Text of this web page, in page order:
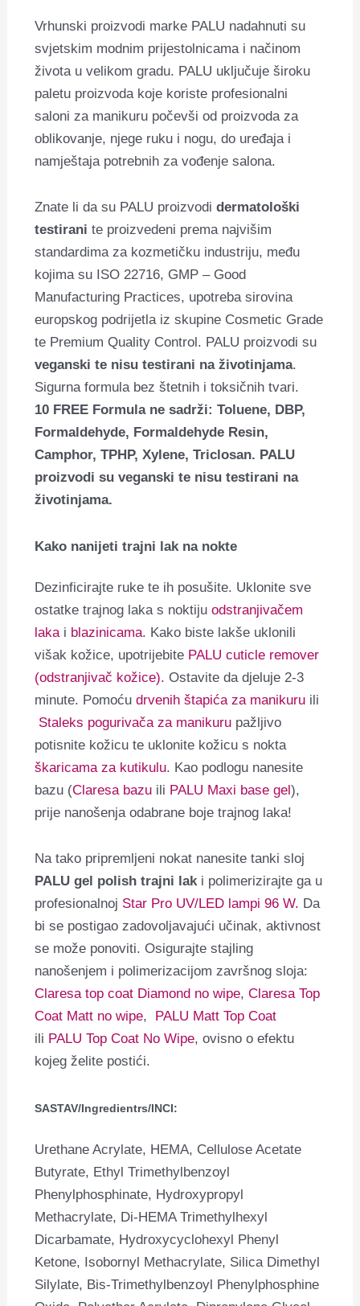
Vrhunski proizvodi marke PALU nadahnuti su
svjetskim modnim prijestolnicama i načinom
života u velikom gradu. PALU uključuje široku
paletu proizvoda koje koriste profesionalni
saloni za manikuru počevši od proizvoda za
oblikovanje, njege ruku i nogu, do uređaja i
namještaja potrebnih za vođenje salona.
Znate li da su PALU proizvodidermatološki
testirani te proizvedeni prema najvišim
standardima za kozmetičku industriju, među
kojima su ISO 22716, GMP – Good
Manufacturing Practices, upotreba sirovina
europskog podrijetla iz skupine Cosmetic Grade
te Premium Quality Control. PALU proizvodi su
veganski te nisu testirani na životinjama.
Sigurna formula bez štetnih i toksičnih tvari.
10 FREE Formula ne sadrži: Toluene, DBP,
Formaldehyde, Formaldehyde Resin,
Camphor, TPHP, Xylene, Triclosan. PALU
proizvodi su veganski te nisu testirani na
životinjama.
Kako nanijeti trajni lak na nokte
Dezinficirajte ruke te ih posušite. Uklonite sve
ostatke trajnog laka s noktijuodstranjivačem
laka i blazinicama. Kako biste lakše uklonili
višak kožice, upotrijebite PALU cuticle remover
(odstranjivač kožice). Ostavite da djeluje 2-3
minute. Pomoćudrvenih štapića za manikuru ili
Staleks pogurivača za manikuru pažljivo
potisnite kožicu te uklonite kožicu s nokta
škaricama za kutikulu. Kao podlogu nanesite
bazu (Claresa bazu ili PALU Maxi base gel),
prije nanošenja odabrane boje trajnog laka!
Na tako pripremljeni nokat nanesite tanki sloj
PALU gel polish trajni lak i polimerizirajte ga u
profesionalnoj Star Pro UV/LED lampi 96 W. Da
bi se postigao zadovoljavajući učinak, aktivnost
se može ponoviti. Osigurajte stajling
nanošenjem i polimerizacijom završnog sloja:
Claresa top coat Diamond no wipe,Claresa Top
Coat Matt no wipe,
PALU Matt Top Coat
ili PALU Top Coat No Wipe, ovisno o efektu
kojeg želite postići.
SASTAV/Ingredientrs/INCI:
Urethane Acrylate, HEMA, Cellulose Acetate
Butyrate, Ethyl Trimethylbenzoyl
Phenylphosphinate, Hydroxypropyl
Methacrylate, Di-HEMA Trimethylhexyl
Dicarbamate, Hydroxycyclohexyl Phenyl
Ketone, Isobornyl Methacrylate, Silica Dimethyl
Silylate, Bis-Trimethylbenzoyl Phenylphosphine